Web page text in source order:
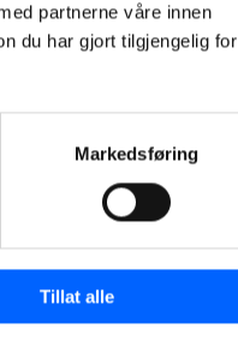
partnerne våre innen
du har gjort tilgjengelig for
Markedsføring
Tillat alle